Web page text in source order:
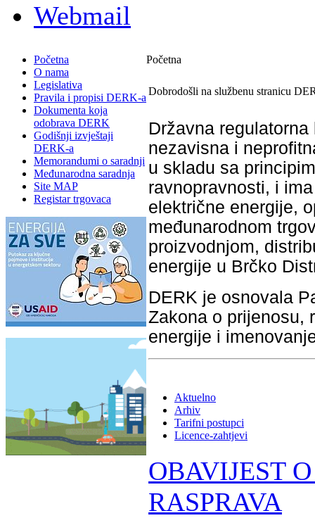
Webmail
Početna
O nama
Legislativa
Pravila i propisi DERK-a
Dokumenta koja
odobrava DERK
Godišnji izvještaji
DERK-a
Memorandumi o saradnji
Međunarodna saradnja
Site MAP
Registar trgovaca
Početna
Dobrodošli na službenu stranicu
Državna
nezavisna i
u skladu sa
ravnopravnosti, i
električne energije,
međunarodnom
proizvodnjom,
energije u Brčko
DERK je osnovala
Zakona o prijenosu,
energije i
Aktuelno
Arhiv
Tarifni postupci
Licence-zahtjevi
OBAVIJEST
RASPRAVA